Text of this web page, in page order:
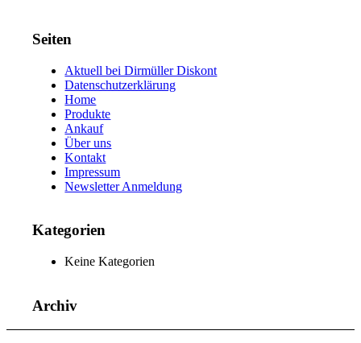
Seiten
Aktuell bei Dirmüller Diskont
Datenschutzerklärung
Home
Produkte
Ankauf
Über uns
Kontakt
Impressum
Newsletter Anmeldung
Kategorien
Keine Kategorien
Archiv